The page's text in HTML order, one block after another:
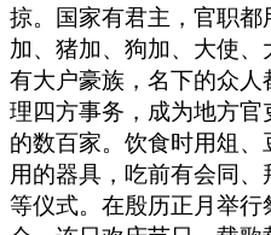
掠。国家有君主，官职
加、猪加、狗加、大使
有大户豪族，名下的众
理四方事务，成为地方
的数百家。饮食时用俎
用的器具，吃前有会同
等仪式。在殷历正月举